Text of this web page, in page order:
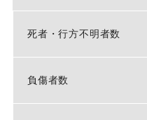
死者・行方不明者数
負傷者数